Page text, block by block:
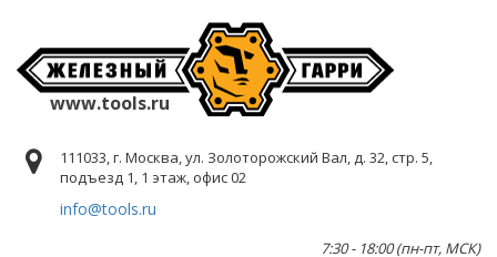
www.tools.ru
111033, г. Москва, ул. Золоторожский Вал, д. 32, стр. 5,
подъезд 1, 1 этаж, офис 02
info@tools.ru
7:30 - 18:00 (пн-пт, МСК)